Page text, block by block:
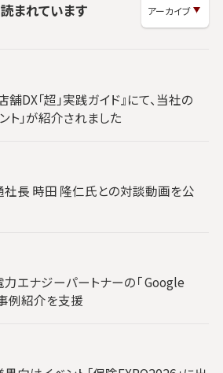
まれています
DX「超」実践ガイド』にて、当社の
ト」が紹介されました
社長 時田 隆仁氏との対談動画を公
力エナジーパートナーの「 Google
例紹介を支援